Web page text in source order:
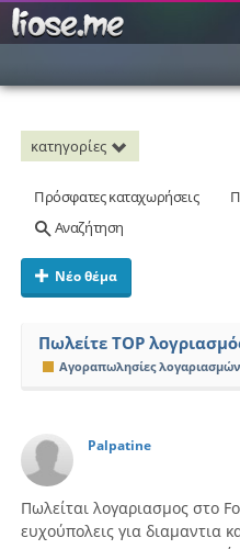
κατηγορίες
Πρόσφατες καταχωρήσεις
Αναζήτηση
Νέο θέμα
Πωλείτε TOP
Αγοραπωλησίες
Palpatine
Πωλείται λογαριασμος στο
ευχούπολεις για διαμαντια